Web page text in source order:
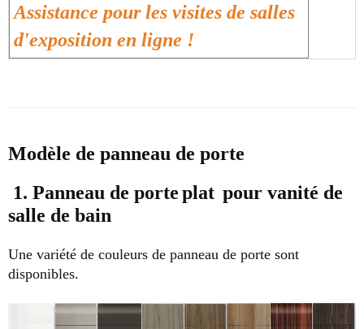
Assistance pour les visites de salles
d'exposition en ligne !
Modèle de panneau de porte
1. Panneau de porteplat pour vanité de
salle de bain
Une variété de couleurs de panneau de porte sont
disponibles.